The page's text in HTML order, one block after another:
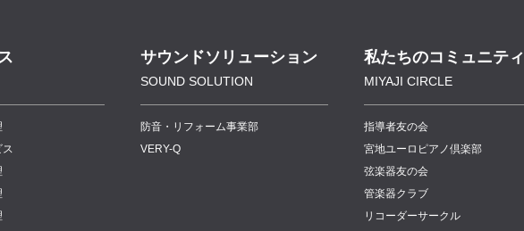
ス
サウンドソリューション
SOUND SOLUTION
防音・リフォーム事業部
VERY-Q
私たちのコミュニティ
MIYAJI CIRCLE
指導者友の会
宮地ユーロピアノ倶楽部
弦楽器友の会
管楽器クラブ
リコーダーサークル